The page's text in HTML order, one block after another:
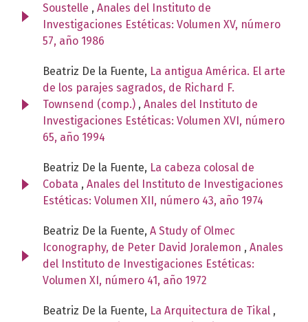
Soustelle , Anales del Instituto de
Investigaciones Estéticas: Volumen XV, número
57, año 1986
Beatriz De la Fuente, La antigua América. El arte
de los parajes sagrados, de Richard F.
Townsend (comp.) , Anales del Instituto de
Investigaciones Estéticas: Volumen XVI, número
65, año 1994
Beatriz De la Fuente, La cabeza colosal de
Cobata , Anales del Instituto de Investigaciones
Estéticas: Volumen XII, número 43, año 1974
Beatriz De la Fuente, A Study of Olmec
Iconography, de Peter David Joralemon , Anales
del Instituto de Investigaciones Estéticas:
Volumen XI, número 41, año 1972
Beatriz De la Fuente, La Arquitectura de Tikal ,